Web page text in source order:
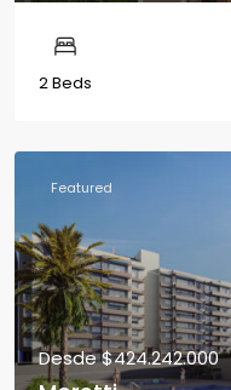
2 Beds
Featured
Desde$424.242.000